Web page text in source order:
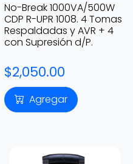
No-Break 1000VA/500W
CDP R-UPR 1008. 4 Tomas
Respaldadas y AVR + 4
con Supresión d/P.
$2,050.00
Agregar